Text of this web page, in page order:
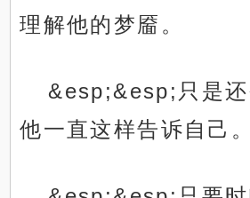
理解他的梦靥。
&esp;&esp;只是还
他一直这样告诉自己。